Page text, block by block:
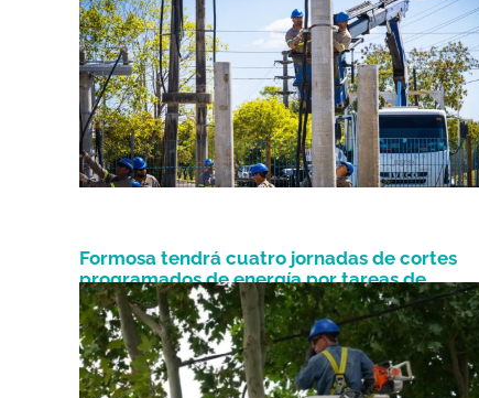
Formosa tendrá cuatro jornadas de cortes
programados de energía por tareas de
mantenimiento
Junio 11, 2026